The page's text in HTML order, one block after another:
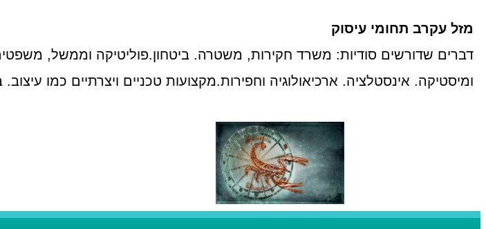
מזל עקרב תחומי עיסוק
דברים שדורשים סודיות: משרד חקירות, משטרה. ביטחון.פוליטיקה וממשל,
ומיסטיקה. אינסטלציה. ארכיאולוגיה וחפירות.מקצועות טכניים ויצרתיים כמו